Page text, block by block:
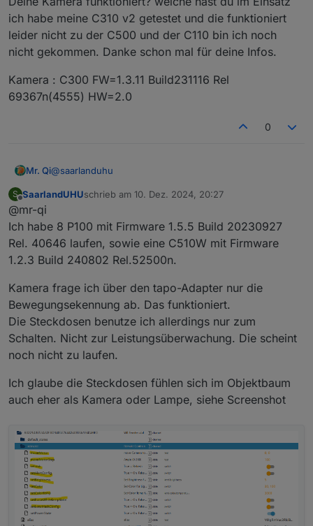
ich habe meine C310 v2 getestet und die funktioniert
leider nicht zu der C500 und der C110 bin ich noch
nicht gekommen. Danke schon mal für deine Infos.
Kamera : C300 FW=1.3.11 Build231116 Rel
69367n(4555) HW=2.0
0
Mr. Qi@saarlanduhu
Schön zu hören das sich hier was bewegt würde es dir
listen?
Das man mal einen flow erkennt welche Geräte mit
welcher Version funktionieren!
Ich sehe in deinem vorletzten Post das deine P100 nicht
mehr gelaufen sind wahrscheinlich auch mit der selben
Plug : P100 FW=1.5.5 Build 20230927 Rel 40646
HW=1.20
Deine Kamera funktioniert? welche hast du im Einsatz
ich habe meine C310 v2 getestet und die funktioniert
leider nicht zu der C500 und der C110 bin ich noch nicht
gekommen. Danke schon mal für deine Infos.
Kamera : C300 FW=1.3.11 Build231116 Rel 69367n(4555)
HW=2.0
S
Offline
SaarlandUHUschrieb am 10. Dez. 2024, 20:27
zuletzt editiert von
@mr-qi
Ich habe 8 P100 mit Firmware 1.5.5 Build 20230927
Rel. 40646 laufen, sowie eine C510W mit Firmware
1.2.3 Build 240802 Rel.52500n.
Kamera frage ich über den tapo-Adapter nur die
Bewegungsekennung ab. Das funktioniert.
Die Steckdosen benutze ich allerdings nur zum
Schalten. Nicht zur Leistungsüberwachung. Die scheint
noch nicht zu laufen.
Ich glaube die Steckdosen fühlen sich im Objektbaum
auch eher als Kamera oder Lampe, siehe Screenshot